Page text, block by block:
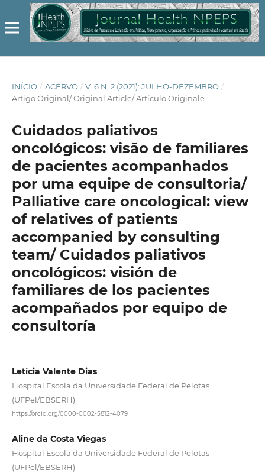
INÍCIO / ACERVO / V. 6 N. 2 (2021): JULHO-DEZEMBRO /
Artigo Original/ Original Article/ Artículo Originale
Cuidados paliativos
oncológicos: visão de familiares
de pacientes acompanhados
por uma equipe de consultoria/
Palliative care oncological: view
of relatives of patients
accompanied by consulting
team/ Cuidados paliativos
oncológicos: visión de
familiares de los pacientes
acompañados por equipo de
consultoría
Letícia Valente Dias
Hospital Escola da Universidade Federal de Pelotas
(UFPel/EBSERH)
https://orcid.org/0000-0002-5812-4079
Aline da Costa Viegas
Hospital Escola da Universidade Federal de Pelotas
(UFPel/EBSERH)